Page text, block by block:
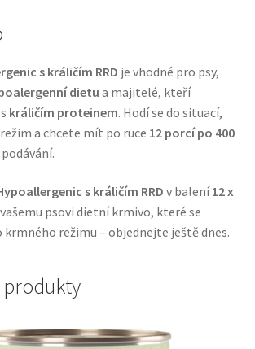
s králičím RRD je vhodné pro psy,
dietu a majitelé, kteří
králičím proteinem. Hodí se do situací,
a chcete mít po ruce 12 porcí po 400
s králičím RRD v balení12 x
psovi dietní krmivo, které se
krmného režimu – objednejte ještě dnes.